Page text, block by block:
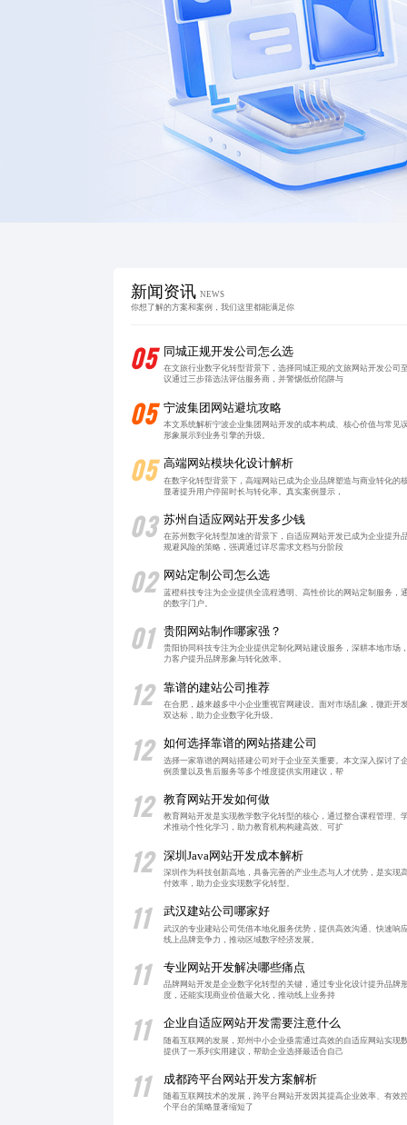
新闻资讯 NEWS
你想了解的方案和案例，我们这里都能满足你
05 同城正规开发公司怎么选
在文旅行业数字化转型背景下，选择同城正规的文旅网站开发公
议通过三步筛选法评估服务商，并警惕低价陷阱与
05 宁波集团网站避坑攻略
本文系统解析宁波企业集团网站开发的成本构成、核心价值与常
形象展示到业务引擎的升级。
05 高端网站模块化设计解析
在数字化转型背景下，高端网站已成为企业品牌塑造与商业转化
显著提升用户停留时长与转化率。真实案例显示，
03 苏州自适应网站开发多少钱
在苏州数字化转型加速的背景下，自适应网站开发已成为企业提
规避风险的策略，强调通过详尽需求文档与分阶段
02 网站定制公司怎么选
蓝橙科技专注为企业提供全流程透明、高性价比的网站定制服务
的数字门户。
01 贵阳网站制作哪家强？
贵阳协同科技专注为企业提供定制化网站建设服务，深耕本地市
力客户提升品牌形象与转化效率。
12 靠谱的建站公司推荐
在合肥，越来越多中小企业重视官网建设。面对市场乱象，微距
双达标，助力企业数字化升级。
12 如何选择靠谱的网站搭建公司
选择一家靠谱的网站搭建公司对于企业至关重要。本文深入探讨
例质量以及售后服务等多个维度提供实用建议，帮
12 教育网站开发如何做
教育网站开发是实现教学数字化转型的核心，通过整合课程管理
术推动个性化学习，助力教育机构构建高效、可扩
12 深圳Java网站开发成本解析
深圳作为科技创新高地，具备完善的产业生态与人才优势，是实现
付效率，助力企业实现数字化转型。
11 武汉建站公司哪家好
武汉的专业建站公司凭借本地化服务优势，提供高效沟通、快速
线上品牌竞争力，推动区域数字经济发展。
11 专业网站开发解决哪些痛点
品牌网站开发是企业数字化转型的关键，通过专业化设计提升品
度，还能实现商业价值最大化，推动线上业务持
11 企业自适应网站开发需要注意什么
随着互联网的发展，郑州中小企业亟需通过高效的自适应网站实
提供了一系列实用建议，帮助企业选择最适合自己
11 成都跨平台网站开发方案解析
随着互联网技术的发展，跨平台网站开发因其提高企业效率、有
个平台的策略显著缩短了